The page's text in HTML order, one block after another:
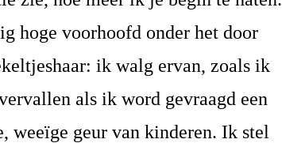
hoge voorhoofd onder het door
ik walg ervan, zoals ik
als ik word gevraagd een
weeïge geur van kinderen. Ik stel